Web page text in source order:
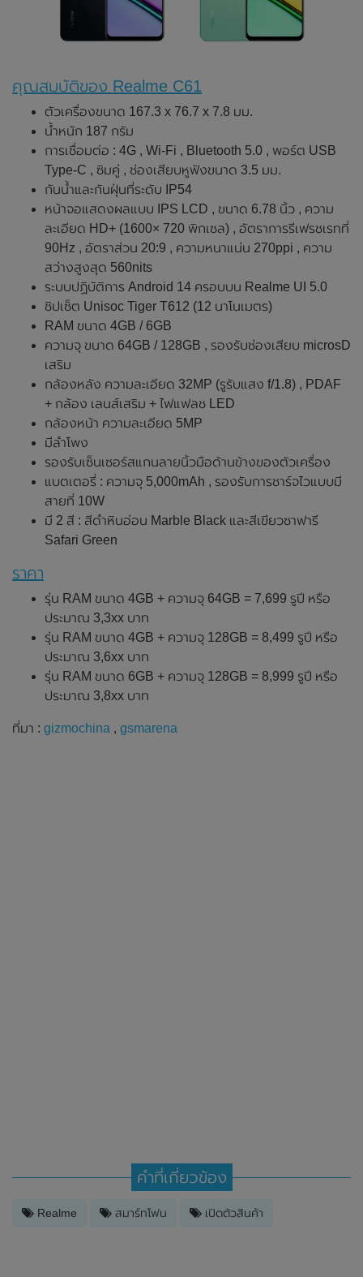
คุณสมบัติของ Realme C61
ตัวเครื่องขนาด 167.3 x 76.7 x 7.8 มม.
น้ำหนัก 187 กรัม
การเชื่อมต่อ : 4G , Wi-Fi , Bluetooth 5.0 , พอร์ต USB
Type-C , ซิมคู่ , ช่องเสียบหูฟังขนาด 3.5 มม.
กันน้ำและกันฝุ่นที่ระดับ IP54
หน้าจอแสดงผลแบบ IPS LCD , ขนาด 6.78 นิ้ว , ความ
ละเอียด HD+ (1600× 720 พิกเซล) , อัตราการรีเฟรชเรทที่
90Hz , อัตราส่วน 20:9 , ความหนาแน่น 270ppi , ความ
สว่างสูงสุด 560nits
ระบบปฏิบัติการ Android 14 ครอบบน Realme UI 5.0
ชิปเซ็ต Unisoc Tiger T612 (12 นาโนเมตร)
RAM ขนาด 4GB / 6GB
ความจุ ขนาด 64GB / 128GB , รองรับช่องเสียบ microsD
เสริม
กล้องหลัง ความละเอียด 32MP (รูรับแสง f/1.8) , PDAF
+ กล้อง เลนส์เสริม + ไฟแฟลช LED
กล้องหน้า ความละเอียด 5MP
มีลำโพง
รองรับเซ็นเซอร์สแกนลายนิ้วมือด้านข้างของตัวเครื่อง
แบตเตอรี่ : ความจุ 5,000mAh , รองรับการชาร์จไวแบบมี
สายที่ 10W
มี 2 สี : สีดำหินอ่อน Marble Black และสีเขียวซาฟารี
Safari Green
ราคา
รุ่น RAM ขนาด 4GB + ความจุ 64GB = 7,699 รูปี หรือ
ประมาณ 3,3xx บาท
รุ่น RAM ขนาด 4GB + ความจุ 128GB = 8,499 รูปี หรือ
ประมาณ 3,6xx บาท
รุ่น RAM ขนาด 6GB + ความจุ 128GB = 8,999 รูปี หรือ
ประมาณ 3,8xx บาท
ที่มา : gizmochina , gsmarena
คำที่เกี่ยวข้อง
Realme สมาร์ทโฟน เปิดตัวสินค้า